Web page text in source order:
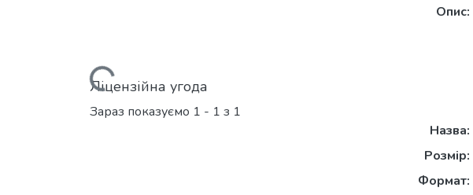
Вантажиться...
Опис:
Ліцензійна угода
Зараз показуємо 1 - 1 з 1
Назва:
Розмір:
Формат: